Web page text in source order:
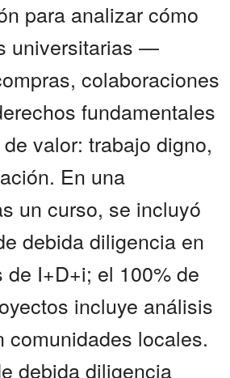
para analizar cómo
universitarias —
colaboraciones
fundamentales
valor: trabajo digno,
En una
un curso, se incluyó
debida diligencia en
I+D+i; el 100% de
incluye análisis
comunidades locales.
debida diligencia